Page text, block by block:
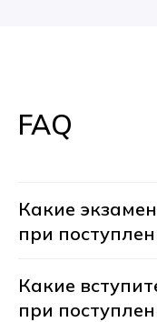
FAQ
Какие
при
Какие
при
запишем вас на
консультацию с
+7